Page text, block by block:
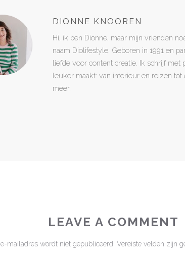
DIONNE KNOOREN
Hi, ik ben Dionne, maar mijn vrienden
naam Diolifestyle. Geboren in 1991 en
liefde voor content creatie. Ik schrijf
leuker maakt: van interieur en reizen tot
meer.
LEAVE A COMMENT
mailadres wordt niet gepubliceerd. Vereiste velden zijn